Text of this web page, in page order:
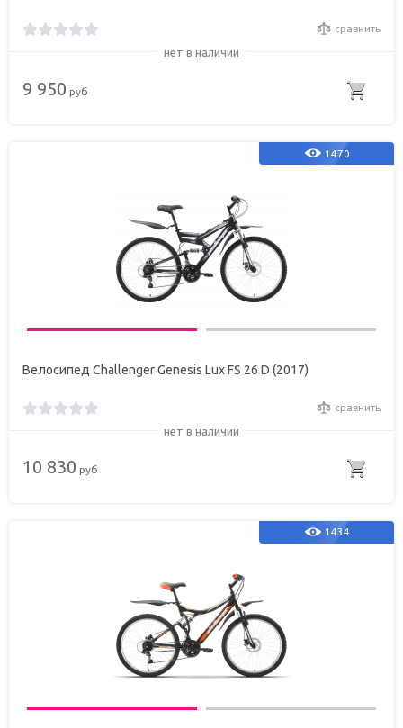
сравнить
нет в наличии
9 950 руб
1470
Велосипед Challenger Genesis Lux FS 26 D (2017)
сравнить
нет в наличии
10 830 руб
1434